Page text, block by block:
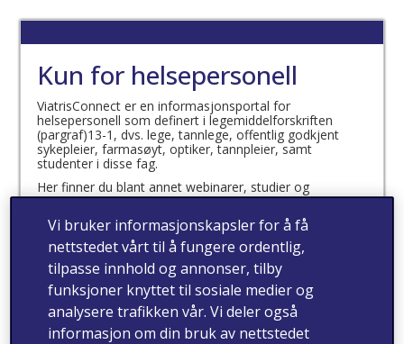
Kun for helsepersonell
ViatrisConnect er en informasjonsportal for
helsepersonell som definert i legemiddelforskriften
(pargraf)13-1, dvs. lege, tannlege, offentlig godkjent
sykepleier, farmasøyt, optiker, tannpleier, samt
studenter i disse fag.
Her finner du blant annet webinarer, studier og
produktinformasjon.
Jeg bekrefter at jeg er
helsepersonell som definert
i legemiddelforskriften
(paragraf) 13-1
Vi bruker informasjonskapsler for å få
nettstedet vårt til å fungere ordentlig,
tilpasse innhold og annonser, tilby
funksjoner knyttet til sosiale medier og
analysere trafikken vår. Vi deler også
informasjon om din bruk av nettstedet